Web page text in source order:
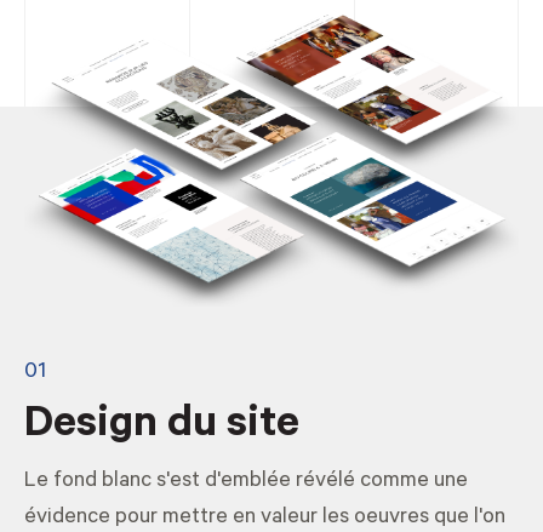
01
Design du site
Le fond blanc s'est d'emblée révélé comme une
évidence pour mettre en valeur les oeuvres que l'on